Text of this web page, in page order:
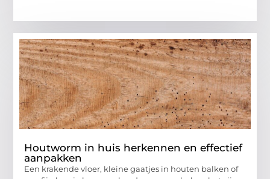
Houtworm in huis herkennen en effectief
aanpakken
Een krakende vloer, kleine gaatjes in houten balken of